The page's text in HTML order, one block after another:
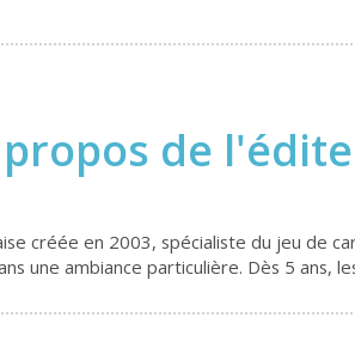
de
créée en 2003, spécialiste du jeu de
une ambiance particulière. Dès 5 ans,